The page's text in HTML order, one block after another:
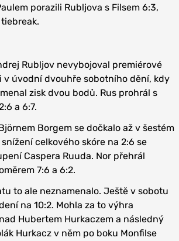
porazili Rubljova s Filsem 6:3,
Rubljov nevybojoval premiérové
v úvodní dvouhře sobotního dění, kdy
zisk dvou bodů. Rus prohrál s
a 6:7.
Borgem se dočkalo až v šestém
celkového skóre na 2:6 se
Caspera Ruuda. Nor přehrál
7:6 a 6:2.
to ale neznamenalo. Ještě v sobotu
na 10:2. Mohla za to výhra
Hubertem Hurkaczem a následný
Hurkacz v něm po boku Monfilse